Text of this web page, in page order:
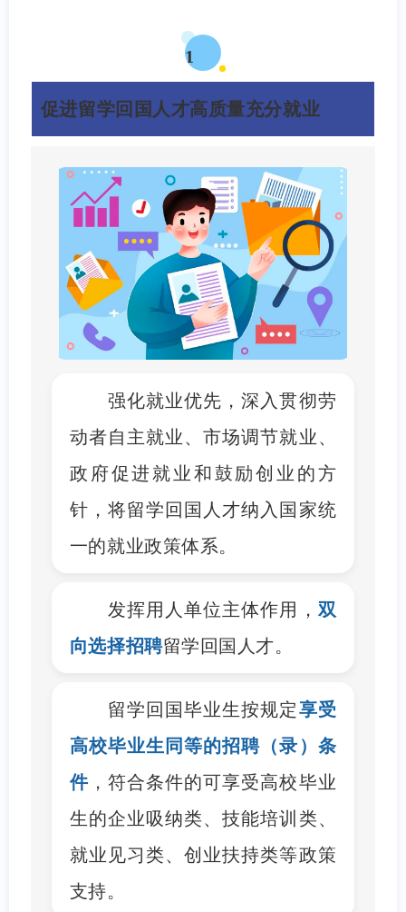
1
促进留学回国人才高质量充分就业
强化就业优先，深入贯彻劳
动者自主就业、市场调节就业、
政府促进就业和鼓励创业的方
针，将留学回国人才纳入国家统
一的就业政策体系。
发挥用人单位主体作用， 双
向选择招聘留学回国人才。
留学回国毕业生按规定享受
高校毕业生同等的招聘（录）条
件，符合条件的可享受高校毕业
生的企业吸纳类、技能培训类、
就业见习类、创业扶持类等政策
支持。